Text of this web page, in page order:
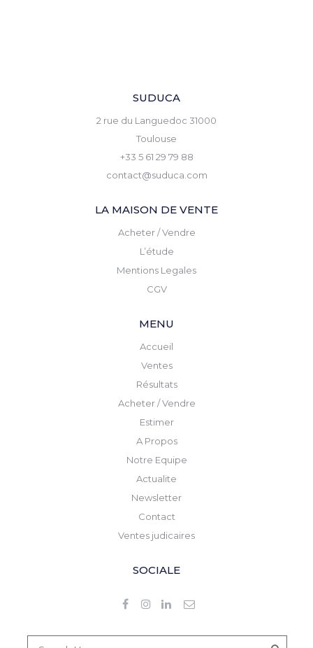
SUDUCA
2 rue du Languedoc 31000
Toulouse
+33 5 61 29 79 88
contact@suduca.com
LA MAISON DE VENTE
Acheter / Vendre
L’étude
Mentions Legales
CGV
MENU
Accueil
Ventes
Résultats
Acheter / Vendre
Estimer
A Propos
Notre Equipe
Actualite
Newsletter
Contact
Ventes judicaires
SOCIALE